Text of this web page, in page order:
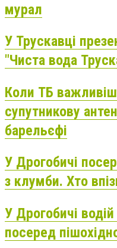
мурал
У Трускавці
"Чиста вода
Коли ТБ
супутникову
барельєфі
У Дрогобичі
з клумби. Хто
У Дрогобичі
посеред